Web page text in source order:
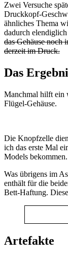
Zwei Versuche
Druckkopf-
ähnliches Thema
dadurch elendiglich
das Gehäuse noch
derzeit im Druck.
Das
Manchmal hilft ein
Flügel-Gehäuse.
Die Knopfzelle
ich das erste Mal
Models
Was übrigens im
enthält für die
Bett-Haftung.
Artefakte